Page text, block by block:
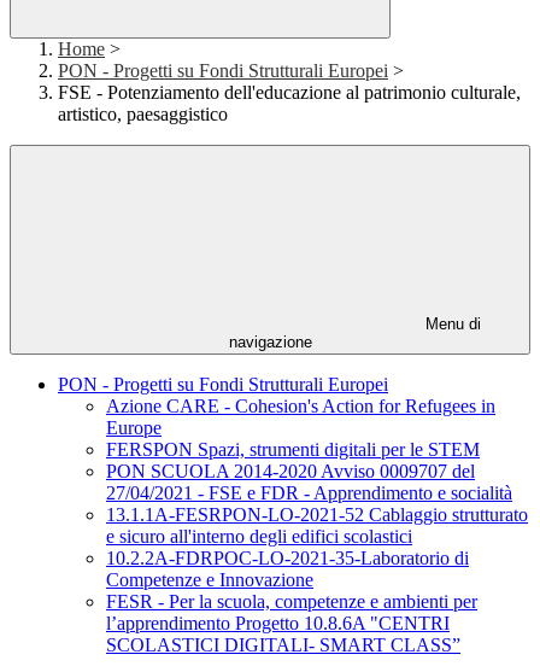
Home >
PON - Progetti su Fondi Strutturali Europei >
FSE - Potenziamento dell'educazione al patrimonio culturale,
artistico, paesaggistico
Menu di
navigazione
PON - Progetti su Fondi Strutturali Europei
Azione CARE - Cohesion's Action for Refugees in
Europe
FERSPON Spazi, strumenti digitali per le STEM
PON SCUOLA 2014-2020 Avviso 0009707 del
27/04/2021 - FSE e FDR - Apprendimento e socialità
13.1.1A-FESRPON-LO-2021-52 Cablaggio strutturato
e sicuro all'interno degli edifici scolastici
10.2.2A-FDRPOC-LO-2021-35-Laboratorio di
Competenze e Innovazione
FESR - Per la scuola, competenze e ambienti per
l’apprendimento Progetto 10.8.6A "CENTRI
SCOLASTICI DIGITALI- SMART CLASS”